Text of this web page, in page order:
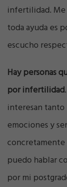
infertilidad. Me
toda ayuda es
escucho
Hay personas
por infertilidad
interesan tanto
emociones y
concretamente
puedo hablar
por mi